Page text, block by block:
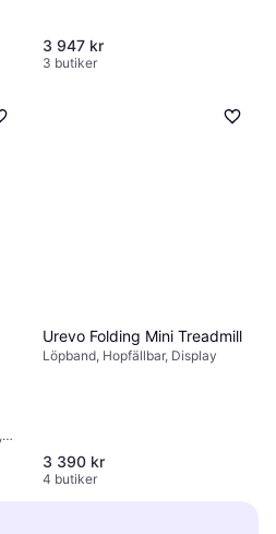
3 947 kr
3 butiker
Urevo Folding Mini Treadmill
Löpband, Hopfällbar, Display
3 390 kr
4 butiker